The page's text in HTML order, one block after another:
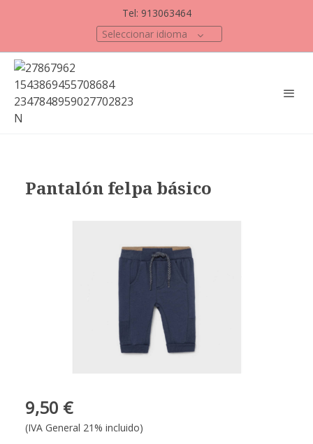
Tel: 913063464
Seleccionar idioma
Pantalón felpa básico
9,50 €
(IVA General 21% incluido)